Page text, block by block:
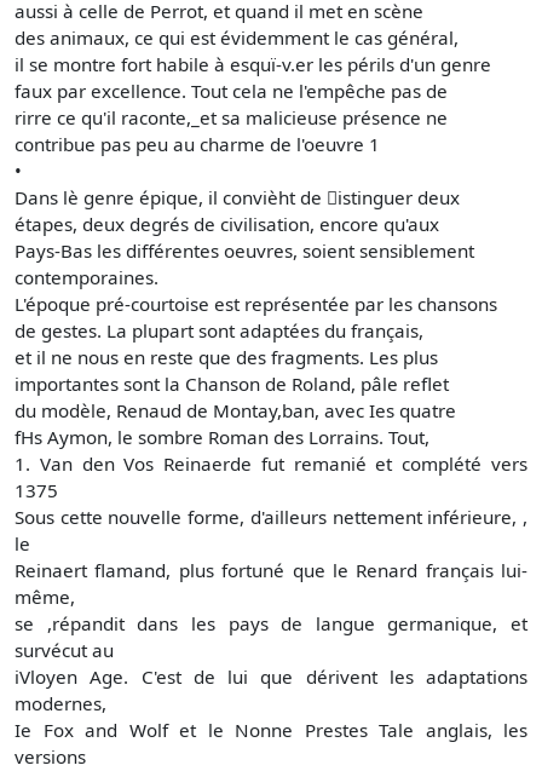
aussi à celle de Perrot, et quand il met en scène
des animaux, ce qui est évidemment le cas général,
il se montre fort habile à esquï-v.er les périls d'un genre
faux par excellence. Tout cela ne l'empêche pas de
rirre ce qu'il raconte,_et sa malicieuse présence ne
contribue pas peu au charme de l'oeuvre 1
•
Dans lè genre épique, il convièht de 􀃏istinguer deux
étapes, deux degrés de civilisation, encore qu'aux
Pays-Bas les différentes oeuvres, soient sensiblement
contemporaines.
L'époque pré-courtoise est représentée par les chansons
de gestes. La plupart sont adaptées du français,
et il ne nous en reste que des fragments. Les plus
importantes sont la Chanson de Roland, pâle reflet
du modèle, Renaud de Montay,ban, avec Ies quatre
fHs Aymon, le sombre Roman des Lorrains. Tout,
1. Van den Vos Reinaerde fut remanié et complété vers
1375
Sous cette nouvelle forme, d'ailleurs nettement inférieure, ,
le
Reinaert flamand, plus fortuné que le Renard français lui-
même,
se ,répandit dans les pays de langue germanique, et
survécut au
iVloyen Age. C'est de lui que dérivent les adaptations
modernes,
Ie Fox and Wolf et le Nonne Prestes Tale anglais, les
versions